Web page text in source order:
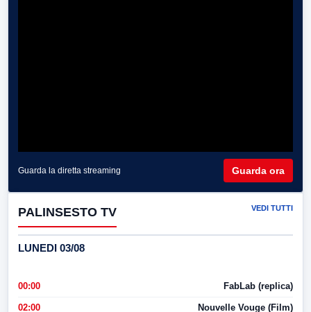
Guarda la diretta streaming Guarda ora
PALINSESTO TV VEDI TUTTI
LUNEDI 03/08
00:00 FabLab (replica)
02:00 Nouvelle Vouge (Film)